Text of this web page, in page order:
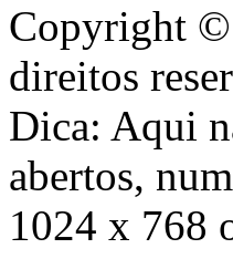
Copyright ©
direitos
Dica: Aqui
abertos,
1024 x 768